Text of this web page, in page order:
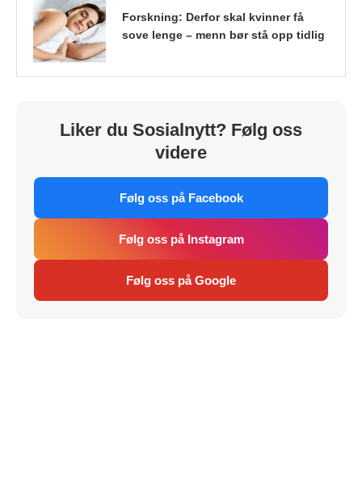
Forskning: Derfor skal kvinner få
sove lenge – menn bør stå opp tidlig
Liker du Sosialnytt? Følg oss
videre
Følg oss på Facebook
Følg oss på Instagram
Følg oss på Google